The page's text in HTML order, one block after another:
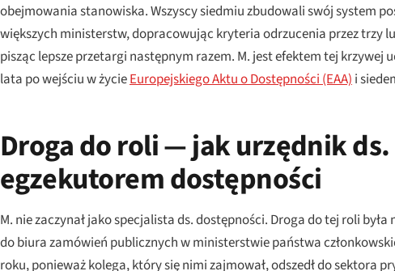
obejmowania stanowiska. Wszyscy siedmiu zbudowali swój system
większych ministerstw, dopracowując kryteria odrzucenia przez trzy
pisząc lepsze przetargi następnym razem. M. jest efektem tej
lata po wejściu w życieEuropejskiego Aktu o Dostępności (EAA)i
Droga do roli — jak urzędnik
egzekutorem dostępności
M. nie zaczynał jako specjalista ds. dostępności. Droga do tej roli
do biura zamówień publicznych w ministerstwie państwa
roku, ponieważ kolega, który się nimi zajmował, odszedł do sektora